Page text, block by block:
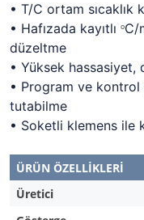
• T/C ortam sıcaklık
• Hafızada kayıtlı ºC/
düzeltme
• Yüksek hassasiyet,
• Program ve kontrol
tutabilme
• Soketli klemens ile
ÜRÜN ÖZELLİKLERİ
Üretici